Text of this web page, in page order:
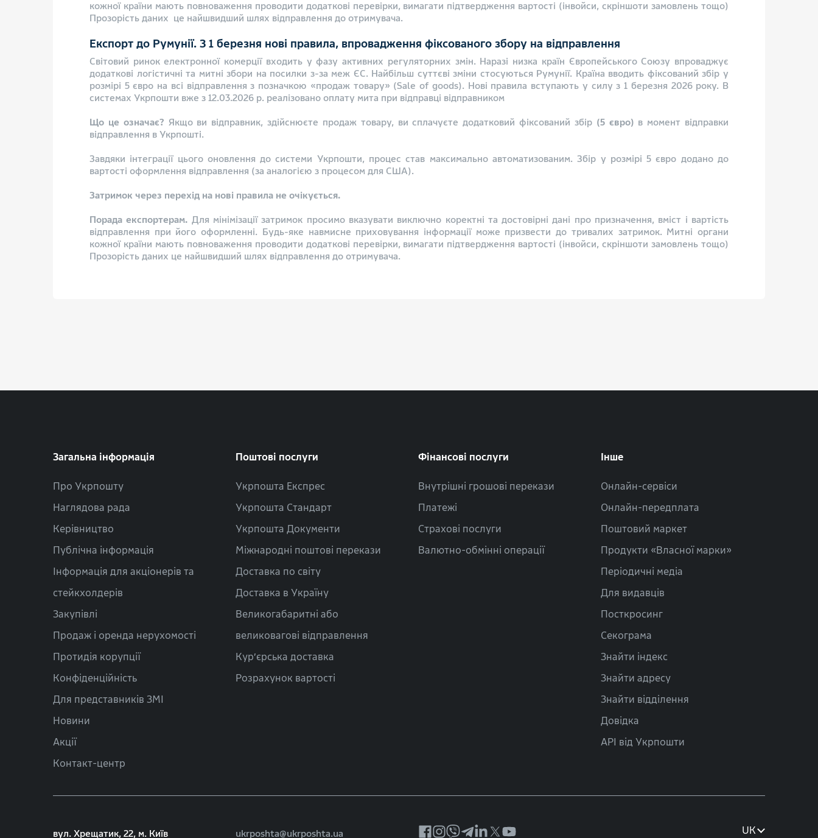
кожної країни мають повноваження проводити додаткові перевірки, вимагати підтвердження вартості (інвойси, скріншоти замовлень тощо)
Прозорість даних це найшвидший шлях відправлення до отримувача.
Експорт до Румунії. З 1 березня нові правила, впровадження фіксованого збору на відправлення
Світовий ринок електронної комерції входить у фазу активних регуляторних змін. Наразі низка країн Європейського Союзу впроваджує
додаткові логістичні та митні збори на посилки з-за меж ЄС. Найбільш суттєві зміни стосуються Румунії. Країна вводить фіксований збір у
розмірі 5 євро на всі відправлення з позначкою «продаж товару» (Sale of goods). Нові правила вступають у силу з 1 березня 2026 року. В
системах Укрпошти вже з 12.03.2026 р. реалізовано оплату мита при відправці відправником
Що це означає? Якщо ви відправник, здійснюєте продаж товару, ви сплачуєте додатковий фіксований збір (5 євро) в момент відправки
відправлення в Укрпошті.
Завдяки інтеграції цього оновлення до системи Укрпошти, процес став максимально автоматизованим. Збір у розмірі 5 євро додано до
вартості оформлення відправлення (за аналогією з процесом для США).
Затримок через перехід на нові правила не очікується.
Порада експортерам. Для мінімізації затримок просимо вказувати виключно коректні та достовірні дані про призначення, вміст і вартість
відправлення при його оформленні. Будь-яке навмисне приховування інформації може призвести до тривалих затримок. Митні органи
кожної країни мають повноваження проводити додаткові перевірки, вимагати підтвердження вартості (інвойси, скріншоти замовлень тощо)
Прозорість даних це найшвидший шлях відправлення до отримувача.
Загальна інформація
Про Укрпошту
Наглядова рада
Керівництво
Публічна інформація
Інформація для акціонерів та
стейкхолдерів
Закупівлі
Продаж і оренда нерухомості
Протидія корупції
Конфіденційність
Для представників ЗМІ
Новини
Акції
Контакт-центр
Поштові послуги
Укрпошта Експрес
Укрпошта Стандарт
Укрпошта Документи
Міжнародні поштові перекази
Доставка по світу
Доставка в Україну
Великогабаритні або
великовагові відправлення
Кур’єрська доставка
Розрахунок вартості
Фінансові послуги
Внутрішні грошові перекази
Платежі
Страхові послуги
Валютно-обмінні операції
Інше
Онлайн-сервіси
Онлайн-передплата
Поштовий маркет
Продукти «Власної марки»
Періодичні медіа
Для видавців
Посткросинг
Секограма
Знайти індекс
Знайти адресу
Знайти відділення
Довідка
API від Укрпошти
вул. Хрещатик, 22, м. Київ ukrposhta@ukrposhta.ua UK